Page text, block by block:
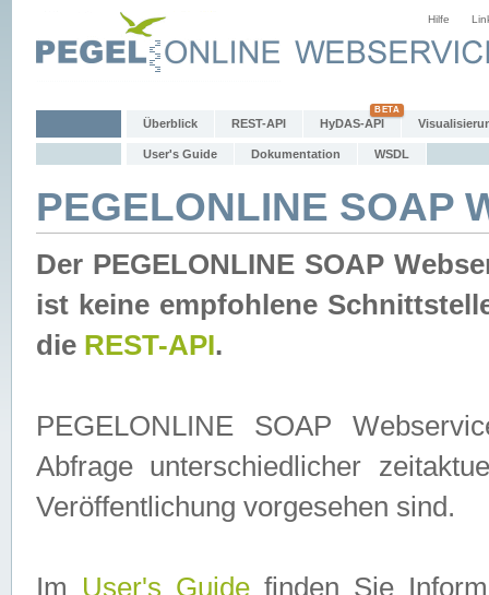
Hilfe
Überblick REST-API HyDAS-API
User's Guide Dokumentation WSDL
PEGELONLINE SOAP
Der PEGELONLINE SOAP
ist keine empfohlene
die REST-API.
PEGELONLINE SOAP
Abfrage unterschiedlicher
Veröffentlichung vorgesehen sind.
Im User's Guidefinden Sie